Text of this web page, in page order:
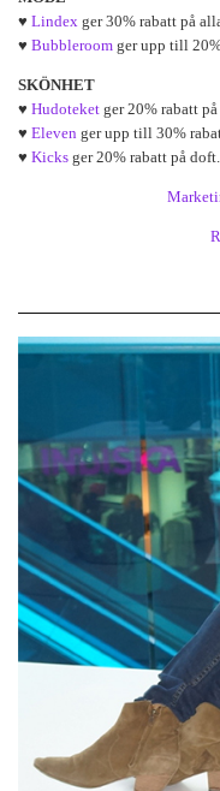
♥ Lindex ger 30% rabatt på
♥ Bubbleroom ger upp till
SKÖNHET
♥ Hudoteket ger 20% rabatt
♥ Eleven ger upp till 30%
♥ Kicks ger 20% rabatt på doft.